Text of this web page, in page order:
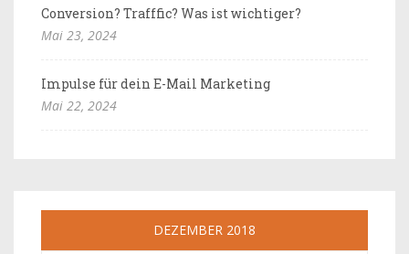
Conversion? Trafffic? Was ist wichtiger?
Mai 23, 2024
Impulse für dein E-Mail Marketing
Mai 22, 2024
DEZEMBER 2018